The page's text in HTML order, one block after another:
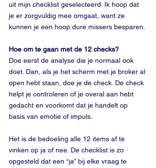
uit mijn checklist geselecteerd. Ik hoop dat
je er zorgvuldig mee omgaat, want ze
kunnen je een hoop dure missers besparen.
Hoe om te gaan met de 12 checks?
Doe eerst de analyse die je normaal ook
doet. Dan, als je het scherm met je broker al
open hebt staan, doe je de check. De check
helpt je controleren of je overal aan hebt
gedacht en voorkomt dat je handelt op
basis van emotie of impuls.
Het is de bedoeling alle 12 items af te
vinken op ja of nee. De checklist is zo
opgesteld dat een “ja” bij elke vraag te